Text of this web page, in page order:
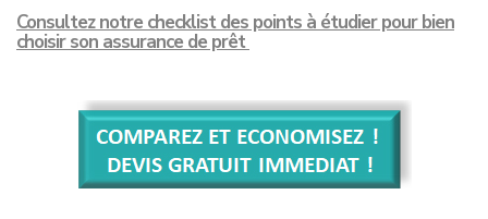
Consultez notre checklist des points à étudier pour bien
choisir son assurance de prêt